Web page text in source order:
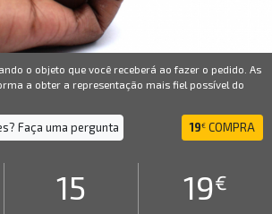
o objeto que você receberá ao fazer o pedido. As
a obter a representação mais fiel possível do
Faça uma pergunta 19€ COMPRA
15 19€